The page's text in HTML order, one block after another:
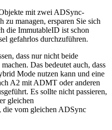
mit zwei ADSync-
zu managen, ersparen Sie sich
die ImmutableID ist schon
gefahrlos durchzuführen.
dass nur nicht beide
Das bedeutet auch, dass
Mode nutzen kann und eine
A2 mit ADMT oder anderen
Es sollte nicht passieren,
gleichen
die vom gleichen ADSync